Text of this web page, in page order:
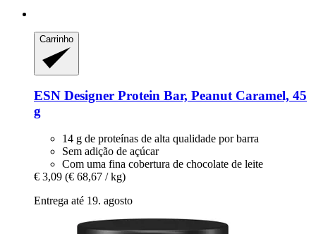
Carrinho
ESN Designer Protein Bar, Peanut Caramel, 45
g
14 g de proteínas de alta qualidade por barra
Sem adição de açúcar
Com uma fina cobertura de chocolate de leite
€ 3,09 (€ 68,67 / kg)
Entrega até 19. agosto